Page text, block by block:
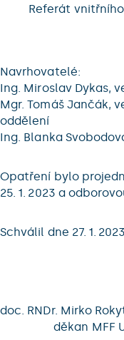
Referát
Navrhovatelé:
Ing. Miroslav Dykas,
Mgr. Tomáš Jančák,
oddělení
Ing. Blanka
Opatření bylo
25. 1. 2023 a
Schválil dne 27. 1.
doc. RNDr. Mirko
děkan MFF